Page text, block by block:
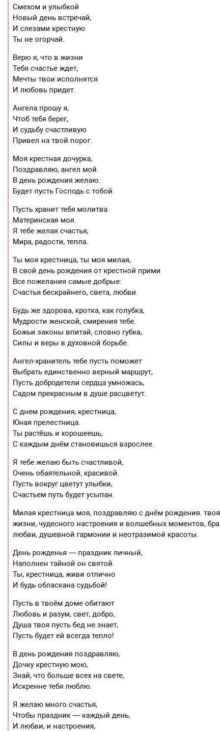
Смехом и улыбкой
Новый день встречай,
И слезами крестную
Ты не огорчай.
Верю я, что в жизни
Тебя счастье ждет,
Мечты твои исполнятся
И любовь придет.
Ангела прошу я,
Чтоб тебя берег,
И судьбу счастливую
Привел на твой порог.
Моя крестная дочурка,
Поздравляю, ангел мой.
В день рождения желаю:
Будет пусть Господь с тобой.
Пусть хранит тебя молитва
Материнская моя.
Я тебе желая счастья,
Мира, радости, тепла.
Ты моя крестница, ты моя милая,
В свой день рождения от крестной прими
Все пожелания самые добрые:
Счастья бескрайнего, света, любви.
Будь же здорова, кротка, как голубка,
Мудрости женской, смирения тебе.
Божьи законы впитай, словно губка,
Силы и веры в духовной борьбе.
Ангел-хранитель тебе пусть поможет
Выбрать единственно верный маршрут,
Пусть добродетели сердца умножась,
Садом прекрасным в душе расцветут.
С днем рождения, крестница,
Юная прелестница.
Ты растёшь и хорошеешь,
С каждым днём становишься взрослее.
Я тебе желаю быть счастливой,
Очень обаятельной, красивой.
Пусть вокруг цветут улыбки,
Счастьем путь будет усыпан.
Милая крестница моя, поздравляю с днём рождения.
жизни, чудесного настроения и волшебных моментов,
любви, душевной гармонии и неотразимой красоты.
День рожденья — праздник личный,
Наполнен тайной он святой.
Ты, крестница, живи отлично
И будь обласкана судьбой!
Пусть в твоём доме обитают
Любовь и разум, свет, добро,
Душа твоя пусть бед не знает,
Пусть будет ей всегда тепло!
В день рождения поздравляю,
Дочку крестную мою,
Знай, что больше всех на свете,
Искренне тебя люблю.
Я желаю много счастья,
Чтобы праздник — каждый день,
И любви, и настроения,